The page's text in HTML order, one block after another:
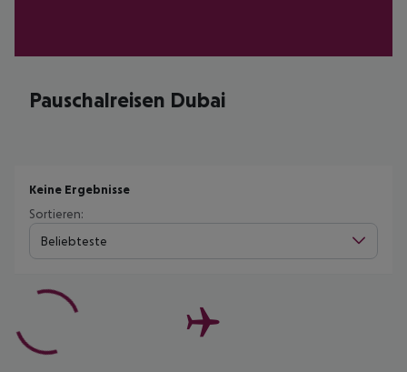
Pauschalreisen Dubai
Keine Ergebnisse
Sortieren:
Beliebteste